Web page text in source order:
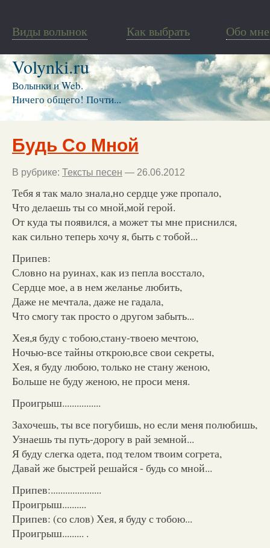
Виды волынок Как выбрать Обо мне
Volynki.ru
Волынки и Web.
Ничего общего! Почти...
Будь Со Мной
В рубрике: Тексты песен — 26.06.2012
Тебя я так мало знала,но сердце уже пропало,
Что делаешь ты со мной,мой герой.
От куда ты появился, а может ты мне приснился,
как сильно теперь хочу я, быть с тобой...
Припев:
Словно на руинах, как из пепла восстало,
Сердце мое, а в нем желанье любить,
Даже не мечтала, даже не гадала,
Что смогу так просто о другом забыть...
Хея,я буду с тобою,стану-твоею мечтою,
Ночью-все тайны открою,все свои секреты,
Хея, я буду любою, только не стану женою,
Больше не буду женою, не проси меня.
Проигрыш................
Захочешь, ты все погубишь, но если меня полюбишь,
Узнаешь ты путь-дорогу в рай земной...
Я буду слегка одета, под телом твоим согрета,
Давай же быстрей решайся - будь со мной...
Припев:.....................
Проигрыш..........
Припев: (со слов) Хея, я буду с тобою...
Проигрыш......... .